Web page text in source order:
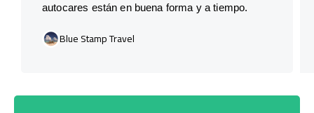
autocares están en buena forma y a tiempo.
Blue Stamp Travel